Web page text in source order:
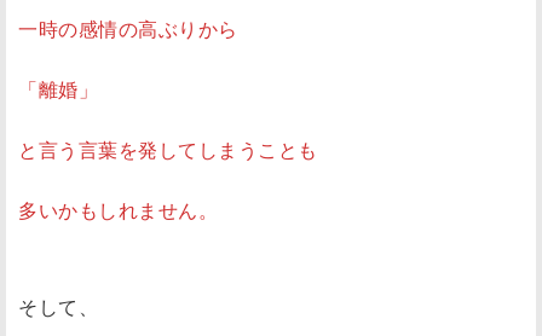
一時の感情の高ぶりから
「離婚」
と言う言葉を発してしまうことも
多いかもしれません。
そして、